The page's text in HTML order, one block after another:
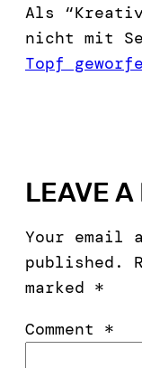
Als
nicht mit
Topf
LEAVE A
Your email
published.
marked *
Comment *